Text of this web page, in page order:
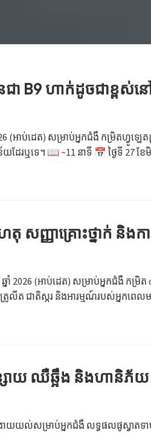
ា B9 ហាក់ដូចជាខ្ពស់ន
(អាប់ដេត) សម្រាប់អ្នកជំងឺ កម្រិតហ្វូឡ
ែរឬទេ។ 📖 ~11 នាទី 📅 ថ្ងៃទី 27 ខែមិ
ញ្ញាគ្រោះថ្នាក់ និងកា
2026 (អាប់ដេត) សម្រាប់អ្នកជំងឺ កម្
ជាតិស្ករ និងអារម្មណ៍របស់អ្នកពេលមា
សោយ ឈឺឆ្អឹង និងហានិភ័យ
យងាយយល់សម្រាប់អ្នកជំងឺ លទ្ធផលផូស្វា